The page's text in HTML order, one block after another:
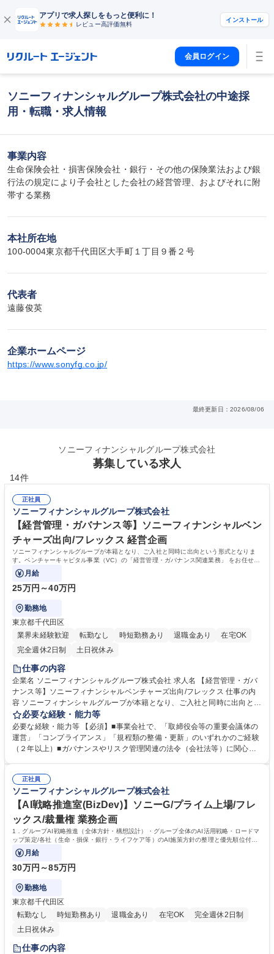
アプリで求人探しをもっと便利に！
レビュー高評価無料
インストール
会員ログイン
ソニーフィナンシャルグループ株式会社の中途採
用・転職・求人情報
事業内容
生命保険会社・損害保険会社・銀行・その他の保険業法および銀
行法の規定により子会社とした会社の経営管理、およびそれに附
帯する業務
本社所在地
100-0004東京都千代田区大手町１丁目９番２号
代表者
遠藤俊英
企業ホームページ
https://www.sonyfg.co.jp/
最終更新日：2026/08/06
ソニーフィナンシャルグループ株式会社
募集している求人
14件
正社員
ソニーフィナンシャルグループ株式会社
【経営管理・ガバナンス等】ソニーフィナンシャルベン
チャーズ出向/フレックス 経営企画
ソニーフィナンシャルグループが本籍となり、ご入社と同時に出向という形式となりま
す。ベンチャーキャピタル事業（VC）の「経営管理・ガバナンス関連業務」 をお任せい
たします。【変更の範囲】当社業務全般
月給
25万円～40万円
勤務地
東京都千代田区
業界未経験歓迎
転勤なし 時短勤務あり 退職金あり
在宅OK
完全週休2日制
土日祝休み
仕事の内容
企業名 ソニーフィナンシャルグループ株式会社 求人名 【経営管理・ガバ
ナンス等】ソニーフィナンシャルベンチャーズ出向/フレックス 仕事の内
容 ソニーフィナンシャルグループが本籍となり、ご入社と同時に出向とい
う形式となります。ベンチャーキャピタル事業（VC）の「経営管理・ガ
バナンス関連業務」 をお任せいたします。【変更の範囲】当社業務全般
【業務詳細】 ・会議体の社内ガバナンス運営サポート：社内承認プロセス
の構築・管理、株主総会・取締役会等の会議体の事務局運営。 ・リスク管
レポーティング業務：親会社、経営陣向けの月次・四半期レポート作成、
予算管理 募集職種 【経営管理・ガバナンス等】ソニーフィナンシャルベ
ンチャーズ出向/フレックス
必要な経験・能力等
必要な経験・能力等 【必須】■事業会社で、「取締役会等の重要会議体の
運営」「コンプライアンス」「規程類の整備・更新」のいずれかのご経験
（２年以上）■ガバナンスやリスク管理関連の法令（会社法等）に関心が
スケジュール管理が自律的にできる方■事実の整理や論点の分解等、ロジ
カルに物事を整理して言語化し、要点をまとめてレポート・資料に落とし
込みやできる力 学歴・資格 学歴：大学院 大学 語学力： 資格：日商簿記検
定1級
正社員
ソニーフィナンシャルグループ株式会社
【AI戦略推進室(BizDev)】ソニーG/プライム上場/フレ
ックス/裁量権 業務企画
1．グループAI戦略推進（全体方針・構想設計）・グループ全体のAI活用戦略・ロードマ
ップ策定/各社（生命・損保・銀行・ライフケア等）のAI施策方針の整理と優先順位付け/
横断テーマの構想立案と推進
月給
30万円～85万円
勤務地
東京都千代田区
転勤なし
時短勤務あり 退職金あり 在宅OK
完全週休2日制
土日祝休み
仕事の内容